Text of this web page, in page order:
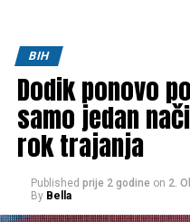
BIH
Dodik ponovo
samo jedan
rok trajanja
Published prije 2 godine on 2.
By Bella